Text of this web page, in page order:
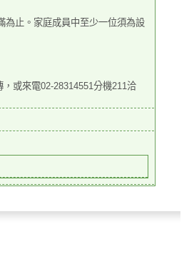
為止。家庭成員中至少一位須為設
或來電02-28314551分機211洽